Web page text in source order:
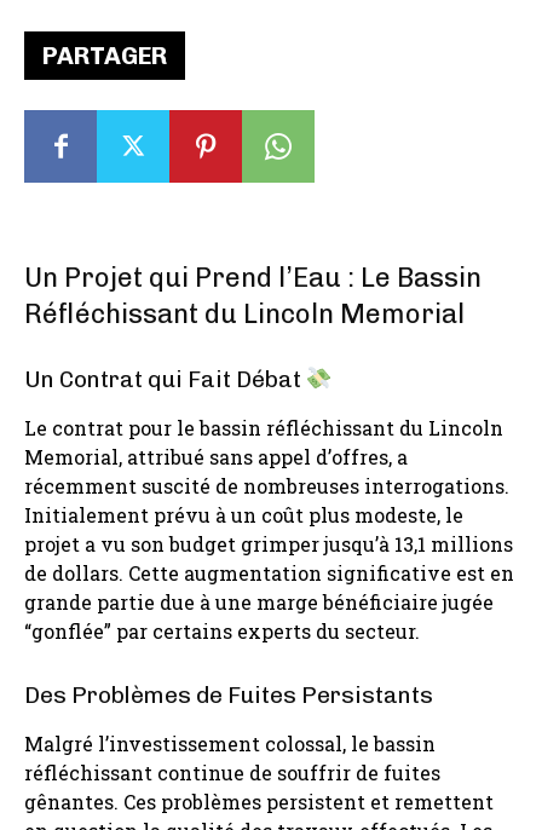
PARTAGER
Un Projet qui Prend l’Eau : Le Bassin
Réfléchissant du Lincoln Memorial
Un Contrat qui Fait Débat
Le contrat pour le bassin réfléchissant du Lincoln
Memorial, attribué sans appel d’offres, a
récemment suscité de nombreuses interrogations.
Initialement prévu à un coût plus modeste, le
projet a vu son budget grimper jusqu’à 13,1 millions
de dollars. Cette augmentation significative est en
grande partie due à une marge bénéficiaire jugée
“gonflée” par certains experts du secteur.
Des Problèmes de Fuites Persistants
Malgré l’investissement colossal, le bassin
réfléchissant continue de souffrir de fuites
gênantes. Ces problèmes persistent et remettent